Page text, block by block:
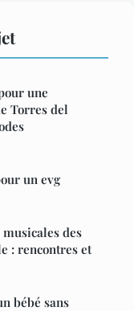
une
Torres del
un evg
des
: rencontres et
bébé sans